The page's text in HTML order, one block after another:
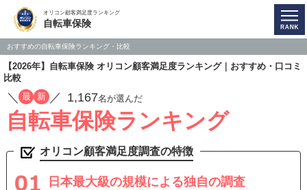
オリコン顧客満足度ランキング
自転車保険
おすすめの自転車保険ランキング・比較
【2026年】自転車保険 オリコン顧客満足度ランキング｜おすすめ・口コミ
比較
／ 最 新 ／ 1,167名が選んだ
自転車保険ランキング
オリコン顧客満足度調査の特徴
日本最大級の規模による独自の調査